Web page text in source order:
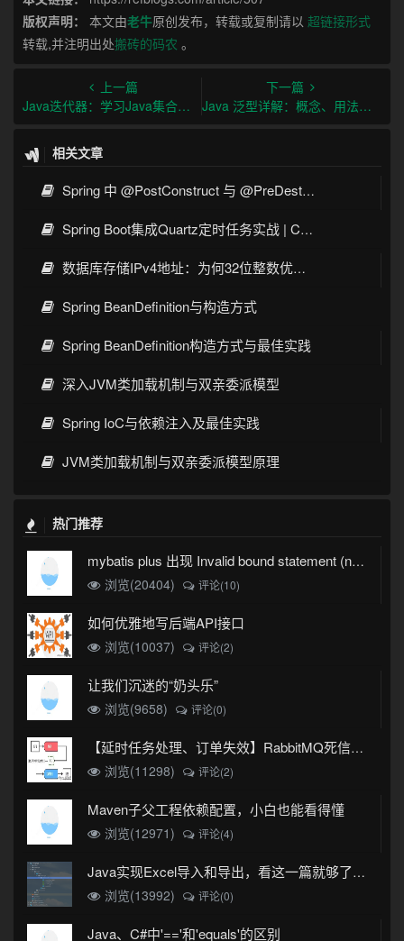
版权声明：
本文由老牛原创发布，转载或复制请以 超链接形式
转载,并注明出处搬砖的码农 。
上一篇
Java迭代器：学习Java集合框架中的Iterator接口
下一篇
Java 泛型详解：概念、用法和注意事项
相关文章
Spring 中 @PostConstruct 与 @PreDestroy 的完整与实战
Spring Boot集成Quartz定时任务实战 | Cron表达式详解
数据库存储IPv4地址：为何32位整数优于字符串 | 性能分析
Spring BeanDefinition与构造方式
Spring BeanDefinition构造方式与最佳实践
深入JVM类加载机制与双亲委派模型
Spring IoC与依赖注入及最佳实践
JVM类加载机制与双亲委派模型原理
热门推荐
mybatis plus 出现 Invalid bound statement (not found)
浏览(20404)
评论(10)
如何优雅地写后端API接口
浏览(10037) 评论(2)
让我们沉迷的“奶头乐”
浏览(9658) 评论(0)
【延时任务处理、订单失效】RabbitMQ死信队列实现
浏览(11298)
评论(2)
Maven子父工程依赖配置，小白也能看得懂
浏览(12971) 评论(4)
Java实现Excel导入和导出，看这一篇就够了(珍藏版)
浏览(13992)
评论(0)
Java、C#中'=='和'equals'的区别